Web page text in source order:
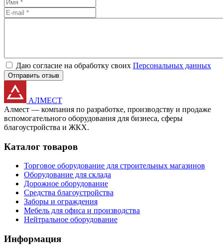
Даю согласие на обработку своих Персональных данных
Отправить отзыв
АЛМЕСТ
Алмест — компания по разработке, производству и продаже
вспомогательного оборудования для бизнеса, сферы
благоустройства и ЖКХ.
Каталог товаров
Торговое оборудование для строительных магазинов
Оборудование для склада
Дорожное оборудование
Средства благоустройства
Заборы и ограждения
Мебель для офиса и производства
Нейтральное оборудование
Информация